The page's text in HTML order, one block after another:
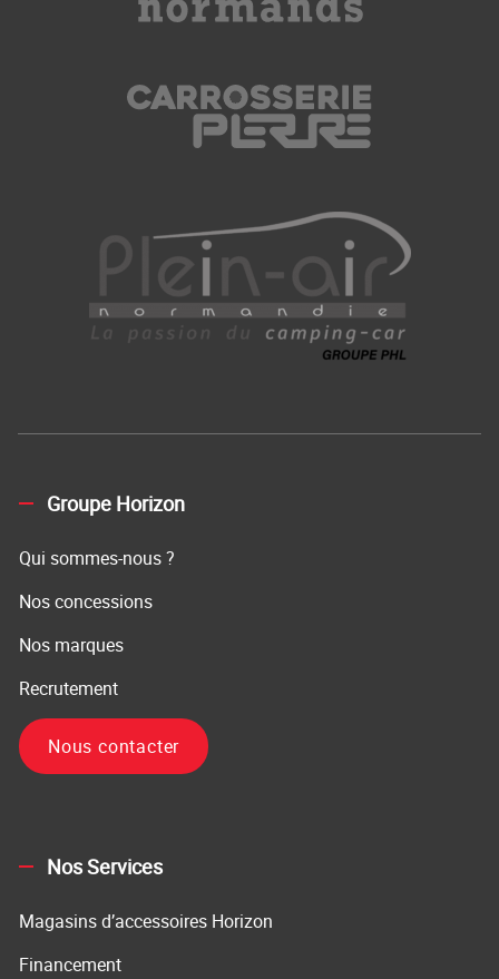
Groupe Horizon
Qui sommes-nous ?
Nos concessions
Nos marques
Recrutement
Nous contacter
Nos Services
Magasins d’accessoires Horizon
Financement